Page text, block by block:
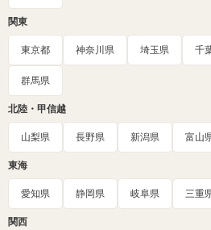
関東
東京都 神奈川県 埼玉県 千
群馬県
北陸・甲信越
山梨県 長野県 新潟県 富山
東海
愛知県 静岡県 岐阜県 三重
関西